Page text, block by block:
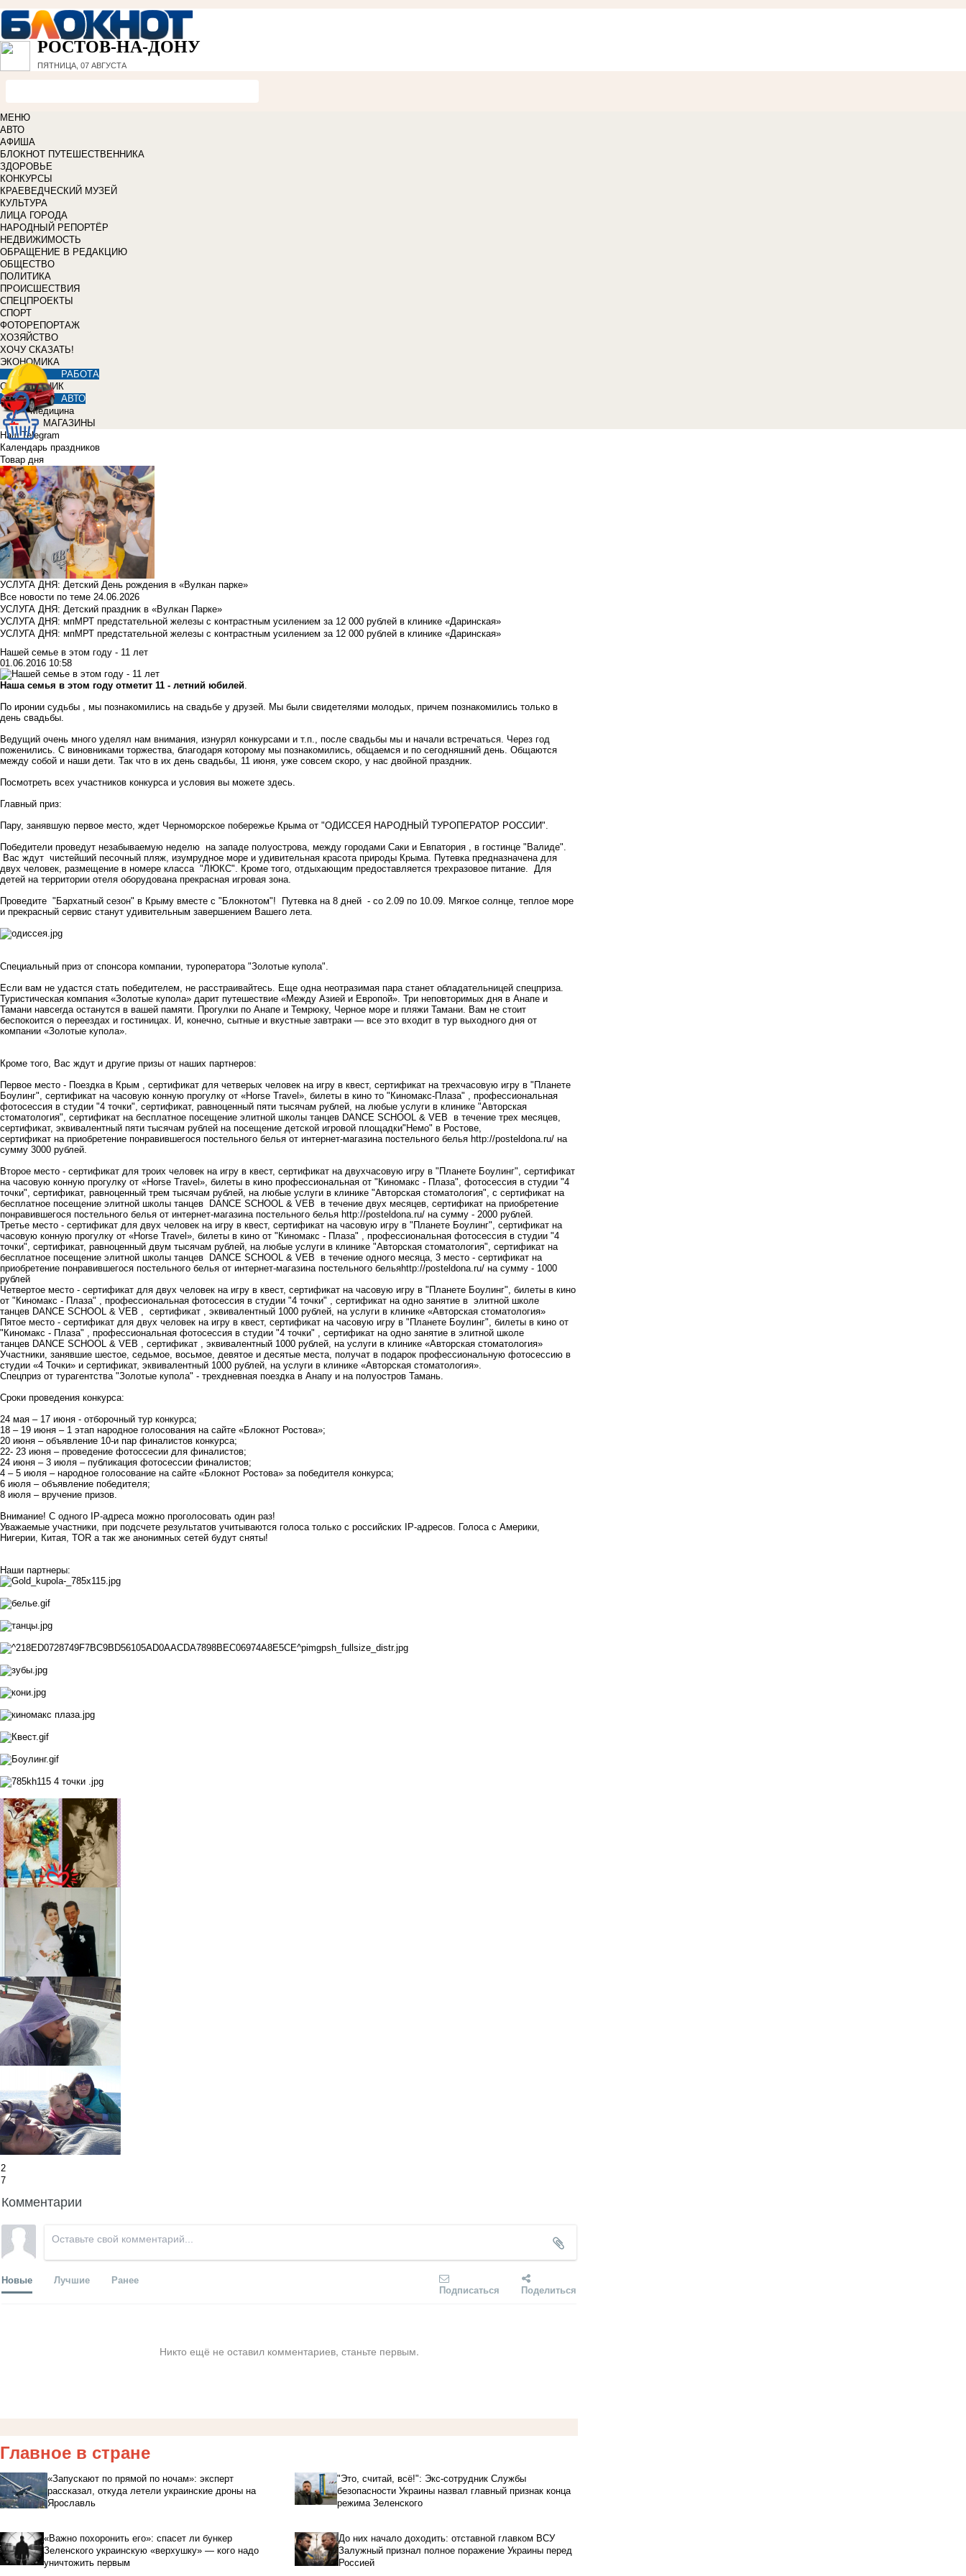
РОСТОВ-НА-ДОНУ
ПЯТНИЦА, 07 АВГУСТА
МЕНЮ
АВТО
АФИША
БЛОКНОТ ПУТЕШЕСТВЕННИКА
ЗДОРОВЬЕ
КОНКУРСЫ
КРАЕВЕДЧЕСКИЙ МУЗЕЙ
КУЛЬТУРА
ЛИЦА ГОРОДА
НАРОДНЫЙ РЕПОРТЁР
НЕДВИЖИМОСТЬ
ОБРАЩЕНИЕ В РЕДАКЦИЮ
ОБЩЕСТВО
ПОЛИТИКА
ПРОИСШЕСТВИЯ
СПЕЦПРОЕКТЫ
СПОРТ
ФОТОРЕПОРТАЖ
ХОЗЯЙСТВО
ХОЧУ СКАЗАТЬ!
ЭКОНОМИКА
РАБОТА
СПРАВОЧНИК
АВТО
Медицина
МАГАЗИНЫ
Наш Telegram
Календарь праздников
Товар дня
УСЛУГА ДНЯ: Детский День рождения в «Вулкан парке»
Все новости по теме 24.06.2026
УСЛУГА ДНЯ: Детский праздник в «Вулкан Парке»
УСЛУГА ДНЯ: мпМРТ предстательной железы с контрастным усилением за 12 000 рублей в клинике «Даринская»
УСЛУГА ДНЯ: мпМРТ предстательной железы с контрастным усилением за 12 000 рублей в клинике «Даринская»
Нашей семье в этом году - 11 лет
01.06.2016 10:58
Наша семья в этом году отметит 11 - летний юбилей.
По иронии судьбы , мы познакомились на свадьбе у друзей. Мы были свидетелями молодых, причем познакомились только в
день свадьбы.
Ведущий очень много уделял нам внимания, изнурял конкурсами и т.п., после свадьбы мы и начали встречаться. Через год
поженились. С виновниками торжества, благодаря которому мы познакомились, общаемся и по сегодняшний день. Общаются
между собой и наши дети. Так что в их день свадьбы, 11 июня, уже совсем скоро, у нас двойной праздник.
Посмотреть всех участников конкурса и условия вы можете здесь.
Главный приз:
Пару, занявшую первое место, ждет Черноморское побережье Крыма от "ОДИССЕЯ НАРОДНЫЙ ТУРОПЕРАТОР РОССИИ".
Победители проведут незабываемую неделю на западе полуострова, между городами Саки и Евпатория , в гостинце "Валиде".
Вас ждут чистейший песочный пляж, изумрудное море и удивительная красота природы Крыма. Путевка предназначена для
двух человек, размещение в номере класса "ЛЮКС". Кроме того, отдыхающим предоставляется трехразовое питание. Для
детей на территории отеля оборудована прекрасная игровая зона.
Проведите "Бархатный сезон" в Крыму вместе с "Блокнотом"! Путевка на 8 дней - со 2.09 по 10.09. Мягкое солнце, теплое море
и прекрасный сервис станут удивительным завершением Вашего лета.
Специальный приз от спонсора компании, туроператора "Золотые купола".
Если вам не удастся стать победителем, не расстраивайтесь. Еще одна неотразимая пара станет обладательницей спецприза.
Туристическая компания «Золотые купола» дарит путешествие «Между Азией и Европой». Три неповторимых дня в Анапе и
Тамани навсегда останутся в вашей памяти. Прогулки по Анапе и Темрюку, Черное море и пляжи Тамани. Вам не стоит
беспокоится о переездах и гостиницах. И, конечно, сытные и вкустные завтраки — все это входит в тур выходного дня от
компании «Золотые купола».
Кроме того, Вас ждут и другие призы от наших партнеров:
Первое место - Поездка в Крым , сертификат для четверых человек на игру в квест, сертификат на трехчасовую игру в "Планете
Боулинг", сертификат на часовую конную прогулку от «Horse Travel», билеты в кино то "Киномакс-Плаза" , профессиональная
фотосессия в студии "4 точки", сертификат, равноценный пяти тысячам рублей, на любые услуги в клинике "Авторская
стоматология", сертификат на бесплатное посещение элитной школы танцев DANCE SCHOOL & VEB в течение трех месяцев,
сертификат, эквивалентный пяти тысячам рублей на посещение детской игровой площадки"Немо" в Ростове,
сертификат на приобретение понравившегося постельного белья от интернет-магазина постельного белья http://posteldona.ru/ на
сумму 3000 рублей.
Второе место - сертификат для троих человек на игру в квест, сертификат на двухчасовую игру в "Планете Боулинг", сертификат
на часовую конную прогулку от «Horse Travel», билеты в кино профессиональная от "Киномакс - Плаза", фотосессия в студии "4
точки", сертификат, равноценный трем тысячам рублей, на любые услуги в клинике "Авторская стоматология", с сертификат на
бесплатное посещение элитной школы танцев
DANCE SCHOOL & VEB в течение двух месяцев, сертификат на приобретение
понравившегося постельного белья от интернет-магазина постельного белья http://posteldona.ru/ на сумму - 2000 рублей.
Третье место - сертификат для двух человек на игру в квест, сертификат на часовую игру в "Планете Боулинг", сертификат на
часовую конную прогулку от «Horse Travel», билеты в кино от "Киномакс - Плаза" , профессиональная фотосессия в студии "4
точки", сертификат, равноценный двум тысячам рублей, на любые услуги в клинике "Авторская стоматология", сертификат на
бесплатное посещение элитной школы танцев
DANCE SCHOOL & VEB в течение одного месяца, 3 место - сертификат на
приобретение понравившегося постельного белья от интернет-магазина постельного бельяhttp://posteldona.ru/ на сумму - 1000
рублей
Четвертое место - сертификат для двух человек на игру в квест, сертификат на часовую игру в "Планете Боулинг", билеты в кино
от "Киномакс - Плаза" , профессиональная фотосессия в студии "4 точки" , сертификат на одно занятие в элитной школе
танцев DANCE SCHOOL & VEB , сертификат , эквивалентный 1000 рублей, на услуги в клинике «Авторская стоматология»
Пятое место - сертификат для двух человек на игру в квест, сертификат на часовую игру в "Планете Боулинг", билеты в кино от
"Киномакс - Плаза" , профессиональная фотосессия в студии "4 точки" , сертификат на одно занятие в элитной школе
танцев DANCE SCHOOL & VEB , сертификат , эквивалентный 1000 рублей, на услуги в клинике «Авторская стоматология»
Участники, занявшие шестое, седьмое, восьмое, девятое и десятые места, получат в подарок профессиональную фотосессию в
студии «4 Точки» и сертификат, эквивалентный 1000 рублей, на услуги в клинике «Авторская стоматология».
Спецприз от турагентства "Золотые купола" - трехдневная поездка в Анапу и на полуостров Тамань.
Сроки проведения конкурса:
24 мая – 17 июня - отборочный тур конкурса;
18 – 19 июня – 1 этап народное голосования на сайте «Блокнот Ростова»;
20 июня – объявление 10-и пар финалистов конкурса;
22- 23 июня – проведение фотоссесии для финалистов;
24 июня – 3 июля – публикация фотосессии финалистов;
4 – 5 июля – народное голосование на сайте «Блокнот Ростова» за победителя конкурса;
6 июля – объявление победителя;
8 июля – вручение призов.
Внимание! С одного IP-адреса можно проголосовать один раз!
Уважаемые участники, при подсчете результатов учитываются голоса только с российских IP-адресов. Голоса с Америки,
Нигерии, Китая, TOR а так же анонимных сетей будут сняты!
Наши партнеры:
2
7
Комментарии
Новые Лучшие Ранее
Подписаться Поделиться
Никто ещё не оставил комментариев, станьте первым.
Главное в стране
«Запускают по прямой по ночам»: эксперт
рассказал, откуда летели украинские дроны на
Ярославль
"Это, считай, всё!": Экс-сотрудник Службы
безопасности Украины назвал главный признак конца
режима Зеленского
«Важно похоронить его»: спасет ли бункер
Зеленского украинскую «верхушку» — кого надо
уничтожить первым
До них начало доходить: отставной главком ВСУ
Залужный признал полное поражение Украины перед
Россией